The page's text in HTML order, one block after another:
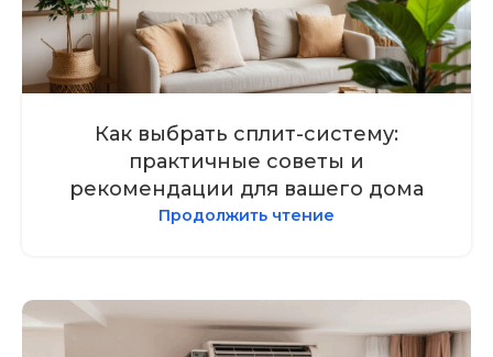
Как выбрать сплит-систему:
практичные советы и
рекомендации для вашего дома
Продолжить чтение